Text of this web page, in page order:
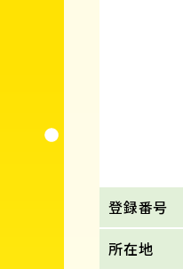
登録番号
所在地